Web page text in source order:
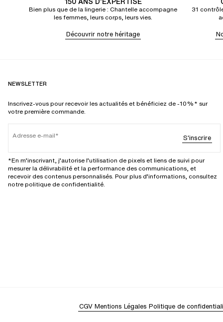
Bien plus que de la lingerie : Chantelle accompagne
les femmes, leurs corps, leurs vies.
Découvrir notre héritage
31
NEWSLETTER
Inscrivez-vous pour recevoir les actualités et bénéficiez de -10%* sur
votre première commande.
Adresse e-mail S'inscrire
*En m’inscrivant, j’autorise l’utilisation de pixels et liens de suivi pour
mesurer la délivrabilité et la performance des communications, et
recevoir des contenus personnalisés. Pour plus d’informations, consultez
notre politique de confidentialité.
CGV Mentions Légales Politique de